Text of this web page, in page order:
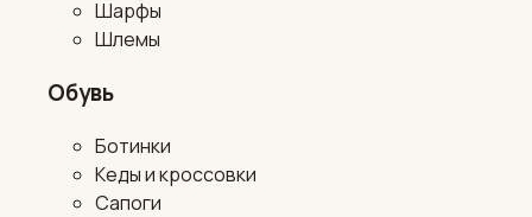
Шарфы
Шлемы
Обувь
Ботинки
Кеды и кроссовки
Сапоги